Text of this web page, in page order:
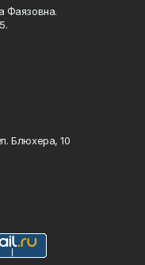
Фаязовна.
Блюхера, 10